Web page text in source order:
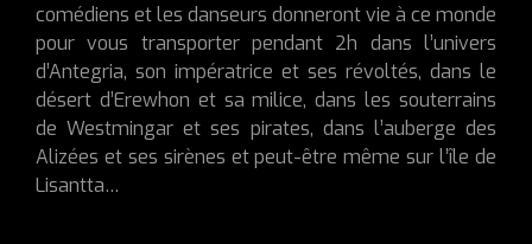
comédiens et les danseurs donneront vie à ce monde
pour vous transporter pendant 2h dans l’univers
d’Antegria, son impératrice et ses révoltés, dans le
désert d’Erewhon et sa milice, dans les souterrains
de Westmingar et ses pirates, dans l’auberge des
Alizées et ses sirènes et peut-être même sur l’île de
Lisantta…